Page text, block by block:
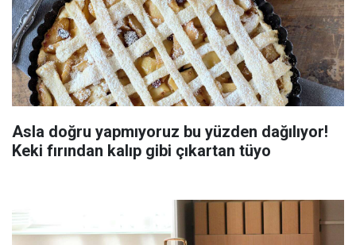
Asla doğru yapmıyoruz bu yüzden dağılıyor!
Keki fırından kalıp gibi çıkartan tüyo